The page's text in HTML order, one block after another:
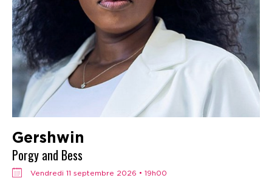
Gershwin
Porgy and Bess
vendredi 11 septembre 2026 • 19h00